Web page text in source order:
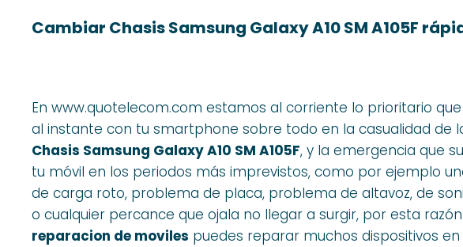
Cambiar Chasis Samsung Galaxy A10 SM A105F
En www.quotelecom.com estamos al corriente lo prioritario
al instante con tu smartphone sobre todo en la casualidad de
Chasis Samsung Galaxy A10 SM A105F, y la emergencia que
tu móvil en los periodos más imprevistos, como por ejemplo
de carga roto, problema de placa, problema de altavoz, de
o cualquier percance que ojala no llegar a surgir, por esta
reparacion de moviles puedes reparar muchos dispositivos